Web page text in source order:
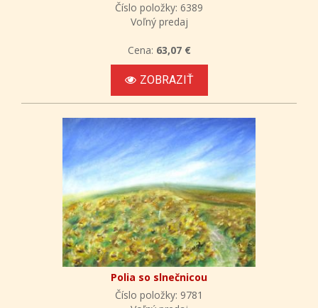
Číslo položky: 6389
Voľný predaj
Cena: 63,07 €
ZOBRAZIŤ
Polia so slnečnicou
Číslo položky: 9781